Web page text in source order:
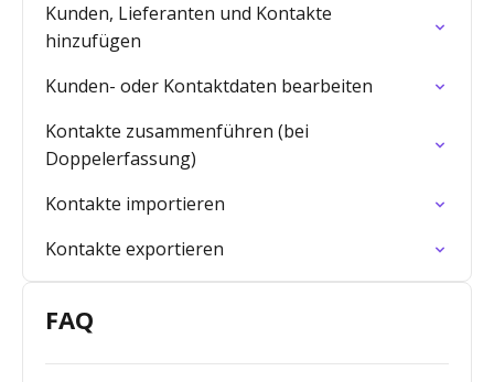
Kunden, Lieferanten und Kontakte
hinzufügen
Kunden- oder Kontaktdaten bearbeiten
Kontakte zusammenführen (bei
Doppelerfassung)
Kontakte importieren
Kontakte exportieren
FAQ